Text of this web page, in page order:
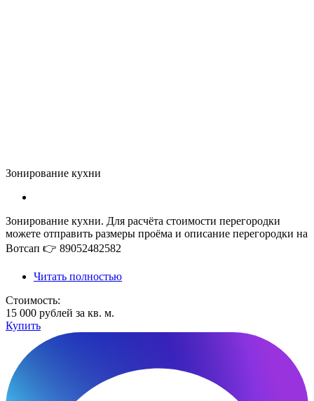
Зонирование кухни
Зонирование кухни. Для расчёта стоимости перегородки
можете отправить размеры проёма и описание перегородки на
Вотсап 👉 89052482582
Читать полностью
Стоимость:
15 000 рублей за кв. м.
Купить